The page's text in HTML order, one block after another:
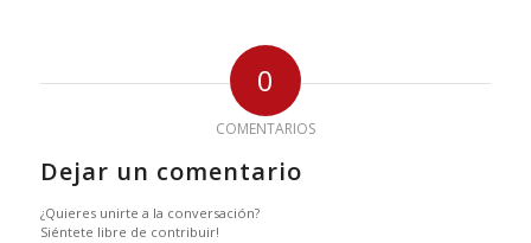
0
COMENTARIOS
Dejar un comentario
¿Quieres unirte a la conversación?
Siéntete libre de contribuir!